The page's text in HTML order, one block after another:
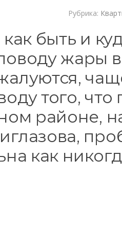
Рубрика:
быть и
жары в
того, что
районе,
как